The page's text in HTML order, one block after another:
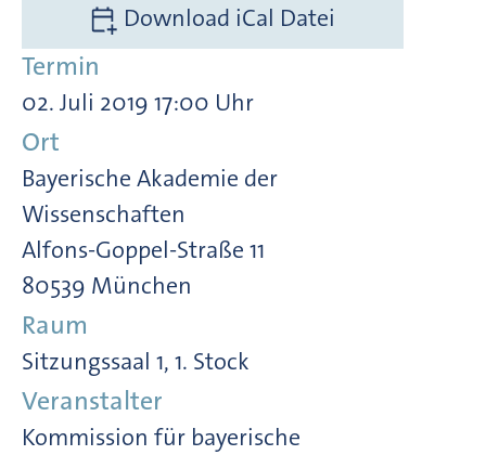
Download iCal Datei
Termin
02. Juli 2019 17:00 Uhr
Ort
Bayerische Akademie der
Wissenschaften
Alfons-Goppel-Straße 11
80539 München
Raum
Sitzungssaal 1, 1. Stock
Veranstalter
Kommission für bayerische